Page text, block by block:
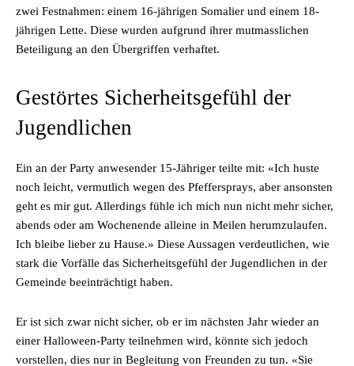
zwei Festnahmen: einem 16-jährigen Somalier und einem 18-
jährigen Lette. Diese wurden aufgrund ihrer mutmasslichen
Beteiligung an den Übergriffen verhaftet.
Gestörtes Sicherheitsgefühl der
Jugendlichen
Ein an der Party anwesender 15-Jähriger teilte mit: «Ich huste
noch leicht, vermutlich wegen des Pfeffersprays, aber ansonsten
geht es mir gut. Allerdings fühle ich mich nun nicht mehr sicher,
abends oder am Wochenende alleine in Meilen herumzulaufen.
Ich bleibe lieber zu Hause.» Diese Aussagen verdeutlichen, wie
stark die Vorfälle das Sicherheitsgefühl der Jugendlichen in der
Gemeinde beeinträchtigt haben.
Er ist sich zwar nicht sicher, ob er im nächsten Jahr wieder an
einer Halloween-Party teilnehmen wird, könnte sich jedoch
vorstellen, dies nur in Begleitung von Freunden zu tun. «Sie